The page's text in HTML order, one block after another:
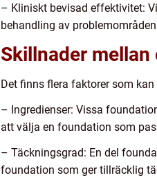
– Kliniskt bevisad effektivitet:
behandling av
Skillnader
Det finns flera faktorer som
– Ingredienser: Vissa
att välja en foundation som
– Täckningsgrad: En del
foundation som ger tillräcklig